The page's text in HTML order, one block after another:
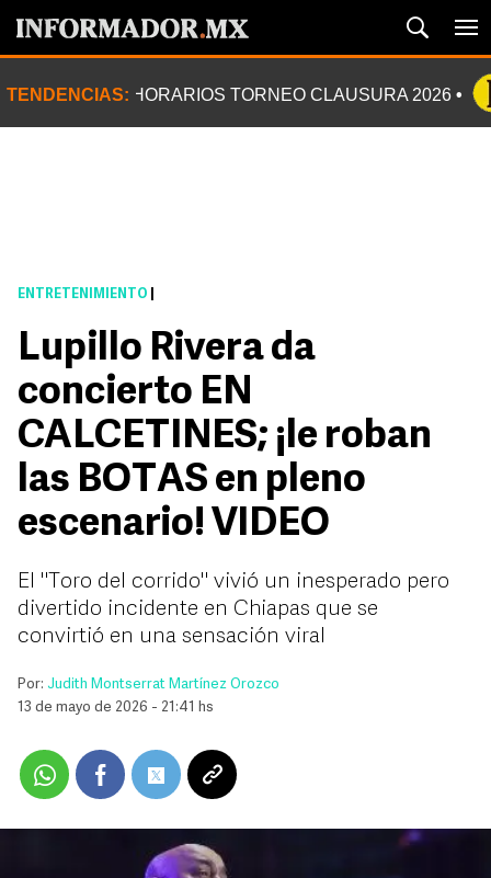
TENDENCIAS: HORARIOS TORNEO CLAUSURA 2026
ENTRETENIMIENTO
Lupillo Rivera da
concierto EN
CALCETINES; ¡le roban
las BOTAS en pleno
escenario! VIDEO
El "Toro del corrido" vivió un inesperado pero
divertido incidente en Chiapas que se
convirtió en una sensación viral
Por: Judith Montserrat Martínez Orozco
13 de mayo de 2026 - 21:41 hs